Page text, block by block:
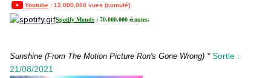
Youtube : 12.000.000 vues (cumulé).
Spotify Monde: 70.000.000 écoutes.
Sunshine (From The Motion Picture Ron's Gone Wrong) * Sortie :
21/08/2021